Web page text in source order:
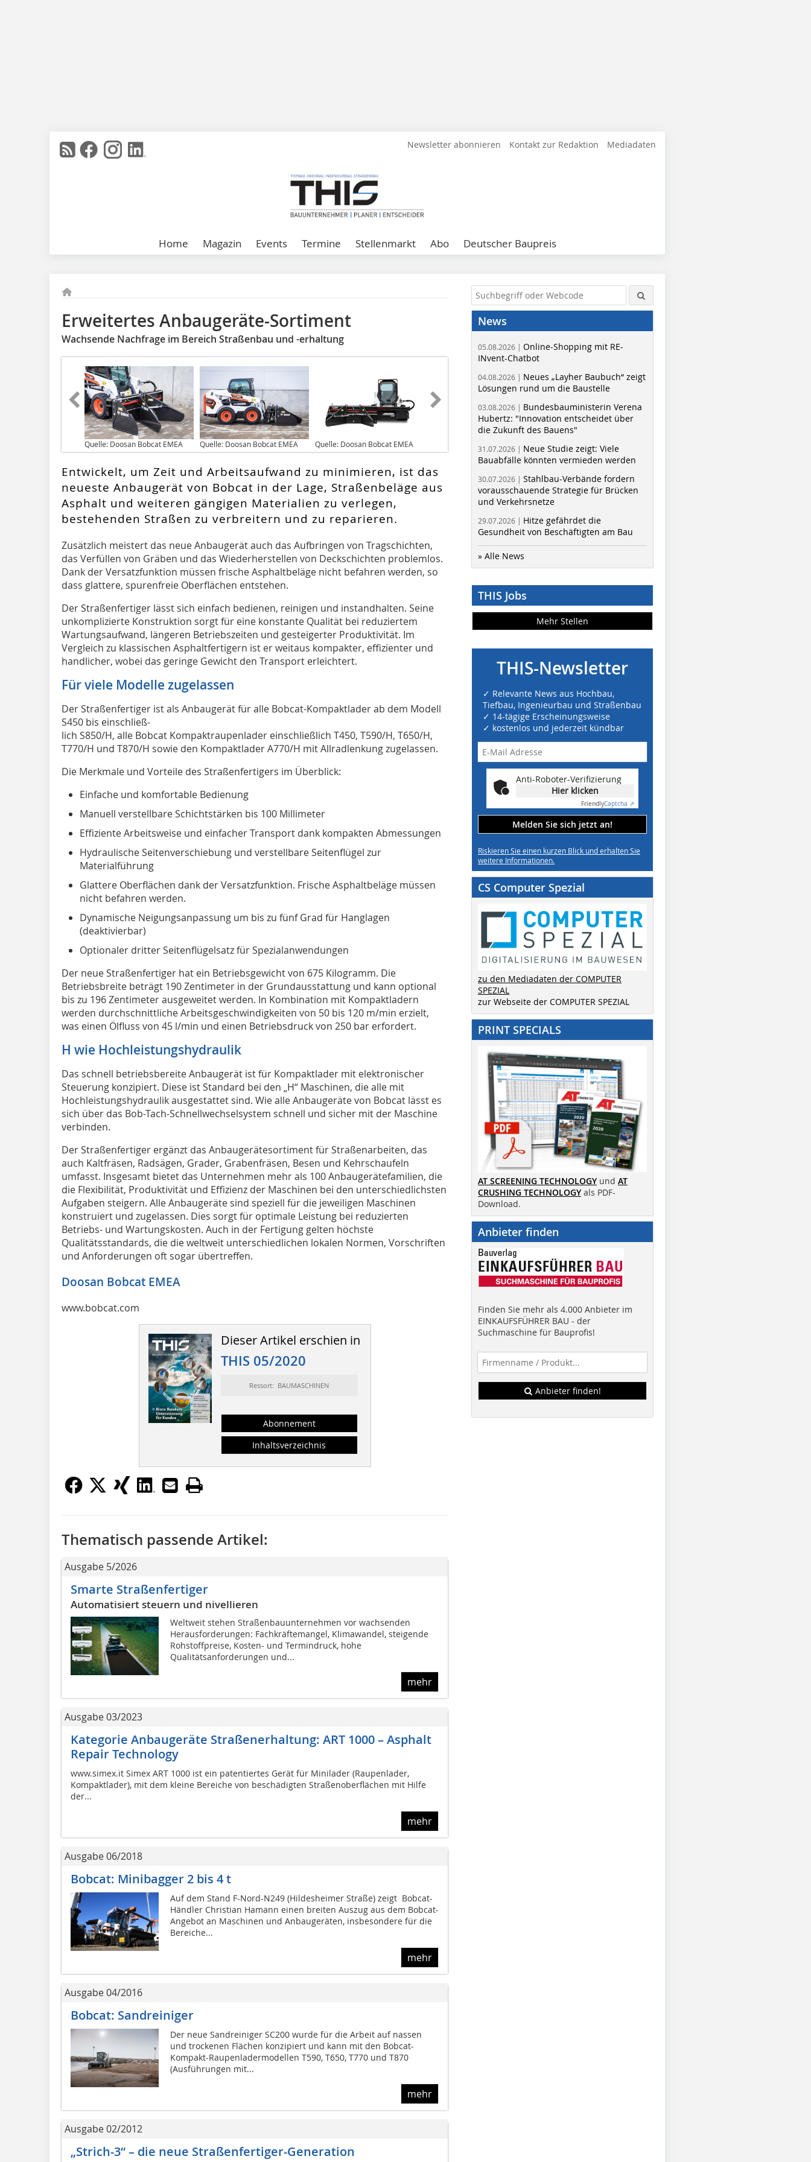
Newsletter abonnieren Kontakt zur Redaktion Mediadaten
Home Magazin Events Termine Stellenmarkt Abo Deutscher Baupreis
Erweitertes Anbaugeräte-Sortiment
Wachsende Nachfrage im Bereich Straßenbau und -erhaltung
Quelle: Doosan Bobcat EMEA Quelle: Doosan Bobcat EMEA Quelle: Doosan Bobcat EMEA
Entwickelt, um Zeit und Arbeitsaufwand zu minimieren, ist das
neueste Anbaugerät von Bobcat in der Lage, Straßenbeläge aus
Asphalt und weiteren gängigen Materialien zu verlegen,
bestehenden Straßen zu verbreitern und zu reparieren.
Zusätzlich meistert das neue Anbaugerät auch das Aufbringen von Tragschichten,
das Verfüllen von Gräben und das Wiederherstellen von Deckschichten problemlos.
Dank der Versatzfunktion müssen frische Asphaltbeläge nicht befahren werden, so
dass glattere, spurenfreie Oberflächen entstehen.
Der Straßenfertiger lässt sich einfach bedienen, reinigen und instandhalten. Seine
unkomplizierte Konstruktion sorgt für eine konstante Qualität bei reduziertem
Wartungsaufwand, längeren Betriebszeiten und gesteigerter Produktivität. Im
Vergleich zu klassischen Asphaltfertigern ist er weitaus kompakter, effizienter und
handlicher, wobei das geringe Gewicht den Transport erleichtert.
Für viele Modelle zugelassen
Der Straßenfertiger ist als Anbaugerät für alle Bobcat-Kompaktlader ab dem Modell
S450 bis einschließ-
lich S850/H, alle Bobcat Kompaktraupenlader einschließlich T450, T590/H, T650/H,
T770/H und T870/H sowie den Kompaktlader A770/H mit Allradlenkung zugelassen.
Die Merkmale und Vorteile des Straßenfertigers im Überblick:
Einfache und komfortable Bedienung
Manuell verstellbare Schichtstärken bis 100 Millimeter
Effiziente Arbeitsweise und einfacher Transport dank kompakten Abmessungen
Hydraulische Seitenverschiebung und verstellbare Seitenflügel zur
Materialführung
Glattere Oberflächen dank der Versatzfunktion. Frische Asphaltbeläge müssen
nicht befahren werden.
Dynamische Neigungsanpassung um bis zu fünf Grad für Hanglagen
(deaktivierbar)
Optionaler dritter Seitenflügelsatz für Spezialanwendungen
Der neue Straßenfertiger hat ein Betriebsgewicht von 675 Kilogramm. Die
Betriebsbreite beträgt 190 Zentimeter in der Grundausstattung und kann optional
bis zu 196 Zentimeter ausgeweitet werden. In Kombination mit Kompaktladern
werden durchschnittliche Arbeitsgeschwindigkeiten von 50 bis 120 m/min erzielt,
was einen Ölfluss von 45 l/min und einen Betriebsdruck von 250 bar erfordert.
H wie Hochleistungshydraulik
Das schnell betriebsbereite Anbaugerät ist für Kompaktlader mit elektronischer
Steuerung konzipiert. Diese ist Standard bei den „H“ Maschinen, die alle mit
Hochleistungshydraulik ausgestattet sind. Wie alle Anbaugeräte von Bobcat lässt es
sich über das Bob-Tach-Schnellwechselsystem schnell und sicher mit der Maschine
verbinden.
Der Straßenfertiger ergänzt das Anbaugerätesortiment für Straßenarbeiten, das
auch Kaltfräsen, Radsägen, Grader, Grabenfräsen, Besen und Kehrschaufeln
umfasst. Insgesamt bietet das Unternehmen mehr als 100 Anbaugerätefamilien, die
die Flexibilität, Produktivität und Effizienz der Maschinen bei den unterschiedlichsten
Aufgaben steigern. Alle Anbaugeräte sind speziell für die jeweiligen Maschinen
konstruiert und zugelassen. Dies sorgt für optimale Leistung bei reduzierten
Betriebs- und Wartungskosten. Auch in der Fertigung gelten höchste
Qualitätsstandards, die die weltweit unterschiedlichen lokalen Normen, Vorschriften
und Anforderungen oft sogar übertreffen.
Doosan Bobcat EMEA
www.bobcat.com
Dieser Artikel erschien in
THIS 05/2020
Ressort: BAUMASCHINEN
Abonnement
Inhaltsverzeichnis
Thematisch passende Artikel:
Ausgabe 5/2026
Smarte Straßenfertiger
Automatisiert steuern und nivellieren
Weltweit stehen Straßenbauunternehmen vor wachsenden
Herausforderungen: Fachkräftemangel, Klimawandel, steigende
Rohstoffpreise, Kosten- und Termindruck, hohe
Qualitätsanforderungen und...
mehr
Ausgabe 03/2023
Kategorie Anbaugeräte Straßenerhaltung: ART 1000 – Asphalt
Repair Technology
www.simex.it Simex ART 1000 ist ein patentiertes Gerät für Minilader (Raupenlader,
Kompaktlader), mit dem kleine Bereiche von beschädigten Straßenoberflächen mit Hilfe
der...
mehr
Ausgabe 06/2018
Bobcat: Minibagger 2 bis 4 t
Auf dem Stand F-Nord-N249 (Hildesheimer Straße) zeigt Bobcat-
Händler Christian Hamann einen breiten Auszug aus dem Bobcat-
Angebot an Maschinen und Anbaugeräten, insbesondere für die
Bereiche...
mehr
Ausgabe 04/2016
Bobcat: Sandreiniger
Der neue Sandreiniger SC200 wurde für die Arbeit auf nassen
und trockenen Flächen konzipiert und kann mit den Bobcat-
Kompakt-Raupenladermodellen T590, T650, T770 und T870
(Ausführungen mit...
mehr
Ausgabe 02/2012
„Strich-3“ – die neue Straßenfertiger-Generation
News
05.08.2026 | Online-Shopping mit RE-
INvent-Chatbot
04.08.2026 | Neues „Layher Baubuch“ zeigt
Lösungen rund um die Baustelle
03.08.2026 | Bundesbauministerin Verena
Hubertz: "Innovation entscheidet über
die Zukunft des Bauens"
31.07.2026 | Neue Studie zeigt: Viele
Bauabfälle könnten vermieden werden
30.07.2026 | Stahlbau-Verbände fordern
vorausschauende Strategie für Brücken
und Verkehrsnetze
29.07.2026 | Hitze gefährdet die
Gesundheit von Beschäftigten am Bau
» Alle News
THIS Jobs
Mehr Stellen
THIS-Newsletter
✓ Relevante News aus Hochbau,
Tiefbau, Ingenieurbau und Straßenbau
✓ 14-tägige Erscheinungsweise
✓ kostenlos und jederzeit kündbar
Anti-Roboter-Verifizierung
Hier klicken
FriendlyCaptcha ⇗
Melden Sie sich jetzt an!
Riskieren Sie einen kurzen Blick und erhalten Sie
weitere Informationen.
CS Computer Spezial
zu den Mediadaten der COMPUTER
SPEZIAL
zur Webseite der COMPUTER SPEZIAL
PRINT SPECIALS
AT SCREENING TECHNOLOGY und AT
CRUSHING TECHNOLOGY als PDF-
Download.
Anbieter finden
Finden Sie mehr als 4.000 Anbieter im
EINKAUFSFÜHRER BAU - der
Suchmaschine für Bauprofis!
Anbieter finden!